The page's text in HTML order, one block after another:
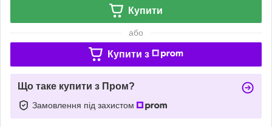
Купити
або
Купити з
Що таке купити з Пром?
Замовлення під захистом